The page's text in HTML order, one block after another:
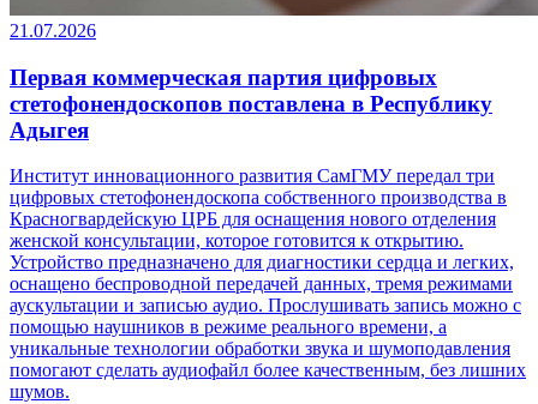
21.07.2026
Первая коммерческая партия цифровых
стетофонендоскопов поставлена в Республику
Адыгея
Институт инновационного развития СамГМУ передал три
цифровых стетофонендоскопа собственного производства в
Красногвардейскую ЦРБ для оснащения нового отделения
женской консультации, которое готовится к открытию.
Устройство предназначено для диагностики сердца и легких,
оснащено беспроводной передачей данных, тремя режимами
аускультации и записью аудио. Прослушивать запись можно с
помощью наушников в режиме реального времени, а
уникальные технологии обработки звука и шумоподавления
помогают сделать аудиофайл более качественным, без лишних
шумов.